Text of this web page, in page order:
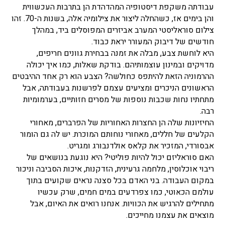
עבודתה משקפת דיסטופיה המהדהדת הן בתרבות העכשווית
והן בימים אז, כשהחלה ליצור את צילומיה אלה, בשנות ה-70. זהו
צילום סוראליסטי המערב אביזרים המפוסלים ביד, במהלך
חודשים של דיבוק המעורר יראת כבוד.
היא לוחשת צבע, מבלה את זמנה בבחירת גוונים חריפים,
מדויקים ובמינון עוצמותיהם. בודקת שאלות, כמו איך יכולה
ההרמוניה הזאת להיתפס כחולשה? הצבע הוא רק אחד ההיבטים
הראשונים הניכרים ומציעים עצמם לפרשנות בעבודתה, אבל
מתחתיו נחות שכבות נוספות של מסרים חזותיים, בערמומיות
רבה.
החיזיונות שלה הן החצרות האחוריות של הפרברים, מאחורי
הקלעים של חללים, מאחורי נוחותם המוכרת. יש לה גם הומור
אבסורדי, המזכיר את קלאס אולדנבורג ומגריט.
האם סוראליזם יכול להיות פוליטי? היא נוגעת בנושאים של
ריבוי אוכלוסין, מלחמה גרעינית, הזדקנות, איכות הסביבה וניכור
במקום העבודה. בני האדם בכל סצנה נראים שקועים בתוך
עולמם הכאוטי, כמו צפרדעים במים חמים, שרק עכשיו
מתחילים להרגיש את הכוויות. אנחנו רואים את האיום, אבל
מוצאים את עצמנו מחייכים.